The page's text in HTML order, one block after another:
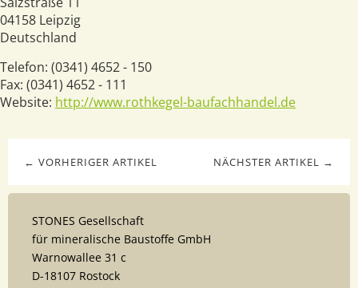
04158 Leipzig
Deutschland
Telefon: (0341) 4652 - 150
Fax: (0341) 4652 - 111
Website: http://www.rothkegel-baufachhandel.de
NÄCHSTER ARTIKEL →
← VORHERIGER ARTIKEL
STONES Gesellschaft
für mineralische Baustoffe GmbH
Warnowallee 31 c
D-18107 Rostock